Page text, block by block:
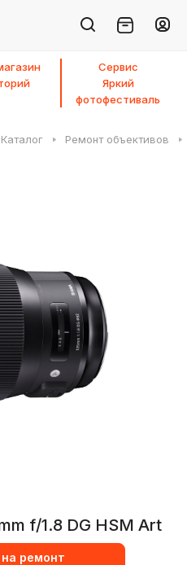
Сервис
Яркий
фотофестиваль
Каталог Ремонт объективов
f/1.8 DG HSM Art
на ремонт